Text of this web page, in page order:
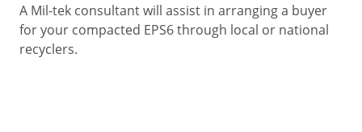
A Mil-tek consultant will assist in arranging a buyer
for your compacted EPS6 through local or national
recyclers.